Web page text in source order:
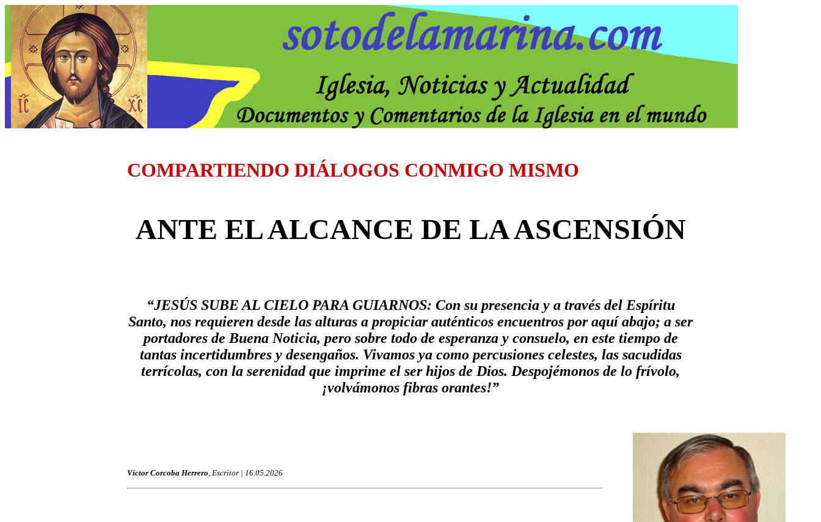
COMPARTIENDO DIÁLOGOS CONMIGO MISMO
ANTE EL ALCANCE DE LA ASCENSIÓN
“JESÚS SUBE AL CIELO PARA GUIARNOS: Con su presencia y a través del Espíritu
Santo, nos requieren desde las alturas a propiciar auténticos encuentros por aquí abajo; a ser
portadores de Buena Noticia, pero sobre todo de esperanza y consuelo, en este tiempo de
tantas incertidumbres y desengaños. Vivamos ya como percusiones celestes, las sacudidas
terrícolas, con la serenidad que imprime el ser hijos de Dios. Despojémonos de lo frívolo,
¡volvámonos fibras orantes!”
Víctor Corcoba Herrero, Escritor | 16.05.2026